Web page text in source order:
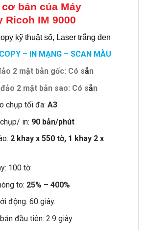
bản của Máy
Ricoh IM 9000
kỹ thuật số, Laser trắng đen
COPY – IN MẠNG – SCAN MÀU
2 mặt bản gốc: Có sẵn
2 mặt bản sao: Có sẵn
chụp tối đa: A3
in: 90 bản/phút
2 khay x 550 tờ, 1 khay 2 x
100 tờ
to: 25% – 400%
động: 60 giây.
đầu tiên: 2.9 giây